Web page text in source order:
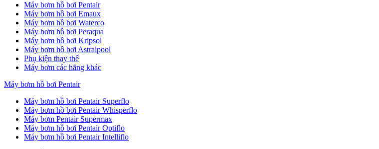
Máy bơm hồ bơi Pentair
Máy bơm hồ bơi Emaux
Máy bơm hồ bơi Waterco
Máy bơm hồ bơi Peraqua
Máy bơm hồ bơi Kripsol
Máy bơm hồ bơi Astralpool
Phụ kiện thay thế
Máy bơm các hãng khác
Máy bơm hồ bơi Pentair
Máy bơm hồ bơi Pentair Superflo
Máy bơm hồ bơi Pentair Whisperflo
Máy bơm Pentair Supermax
Máy bơm hồ bơi Pentair Optiflo
Máy bơm hồ bơi Pentair Intelliflo